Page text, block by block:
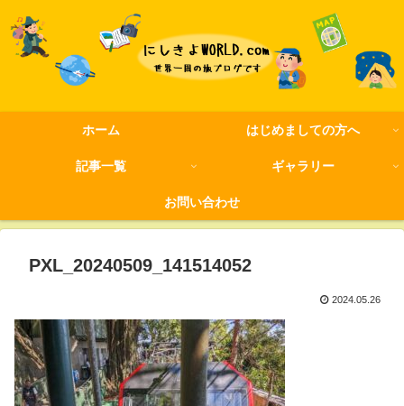
ホーム はじめましての方へ
記事一覧 ギャラリー
お問い合わせ
PXL_20240509_141514052
2024.05.26